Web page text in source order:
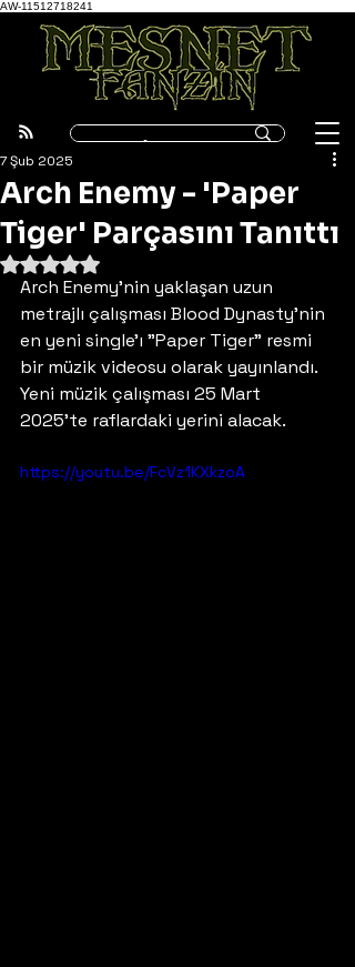
AW-11512718241
Arch Enemy - 'Paper
Tiger' Parçasını Tanıttı
7 Şub 2025
5 üzerinden NaN yıldız
Arch Enemy'nin yaklaşan uzun
metrajlı çalışması Blood Dynasty'nin
en yeni single'ı "Paper Tiger" resmi
bir müzik videosu olarak yayınlandı.
Yeni müzik çalışması 25 Mart
2025'te raflardaki yerini alacak.
https://youtu.be/FcVz1KXkzoA